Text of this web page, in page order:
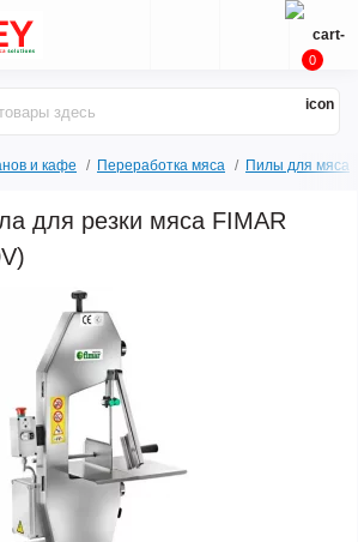
0
и кафе Переработка мяса Пилы для мяса
для резки мяса FIMAR